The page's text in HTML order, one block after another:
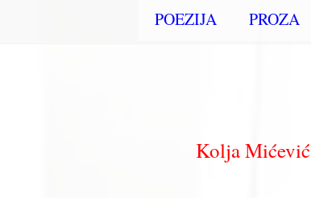
POEZIJA PROZA
Kolja Mićević